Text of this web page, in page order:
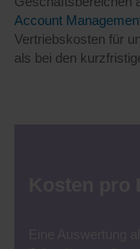
Account
Vertriebskosten für
als bei den
Eine Auswertung